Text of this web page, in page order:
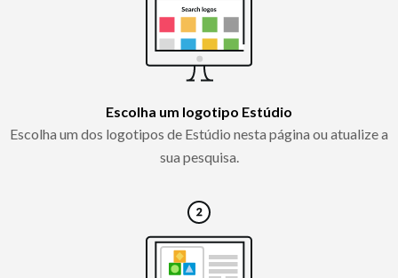
Escolha um logotipo Estúdio
Escolha um dos logotipos de Estúdio nesta página ou atualize a
sua pesquisa.